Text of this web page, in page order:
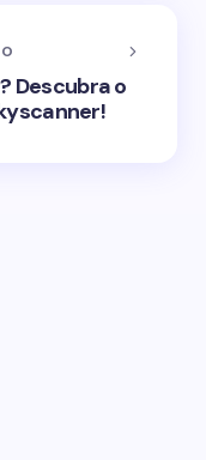
Descubra o